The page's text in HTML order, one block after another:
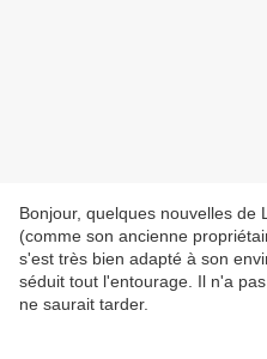
Bonjour, quelques nouvelles de
(comme son ancienne
s'est très bien adapté à son
séduit tout l'entourage. Il n'a
ne saurait tarder.